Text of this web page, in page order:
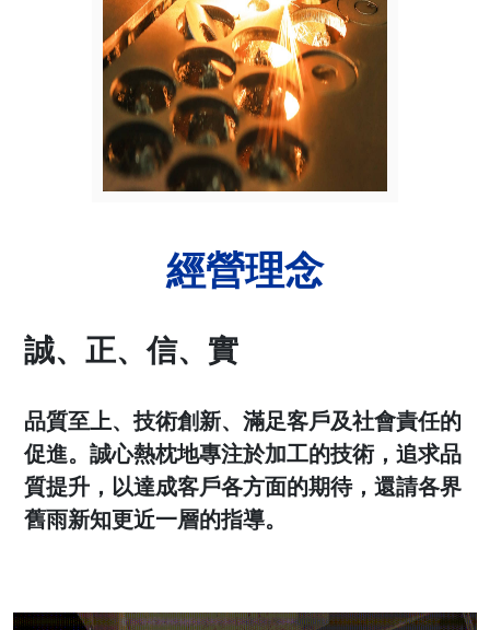
經營理念
誠、正、信、實
品質至上、技術創新、滿足客戶及社會責任的
促進。誠心熱枕地專注於加工的技術，追求品
質提升，以達成客戶各方面的期待，還請各界
舊雨新知更近一層的指導。